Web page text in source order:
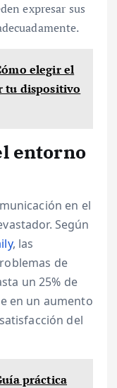
expresar sus
elegir el
tu dispositivo
entorno
en el
Según
, las
de
un 25% de
en un aumento
del
práctica